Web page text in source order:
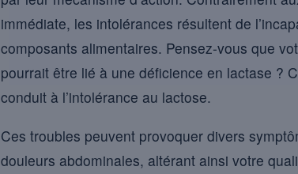
immédiate, les intolérances résultent de
composants alimentaires. Pensez-vous que
pourrait être lié à une déficience en lactase ?
conduit à l’intolérance au lactose.
Ces troubles peuvent provoquer divers
douleurs abdominales, altérant ainsi votre